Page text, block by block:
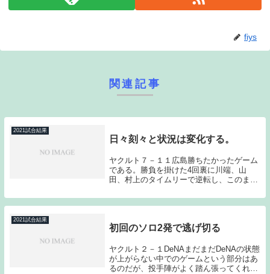
fiys
関連記事
2021試合結果
日々刻々と状況は変化する。
ヤクルト７－１１広島勝ちたかったゲーム
である。勝負を掛けた4回裏に川端、山
田、村上のタイムリーで逆転し、このまま
なる中でミスも絡みリリーフ陣が逆転を許
してしまった。明らかに失速している訳で
2021試合結果
初回のソロ2発で逃げ切る
ヤクルト２－１DeNAまだまだDeNAの状態
が上がらない中でのゲームという部分はあ
るのだが、投手陣がよく踏ん張ってくれ